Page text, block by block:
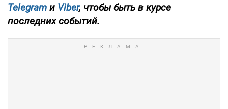
Telegram и Viber, чтобы быть в курсе
последних событий.